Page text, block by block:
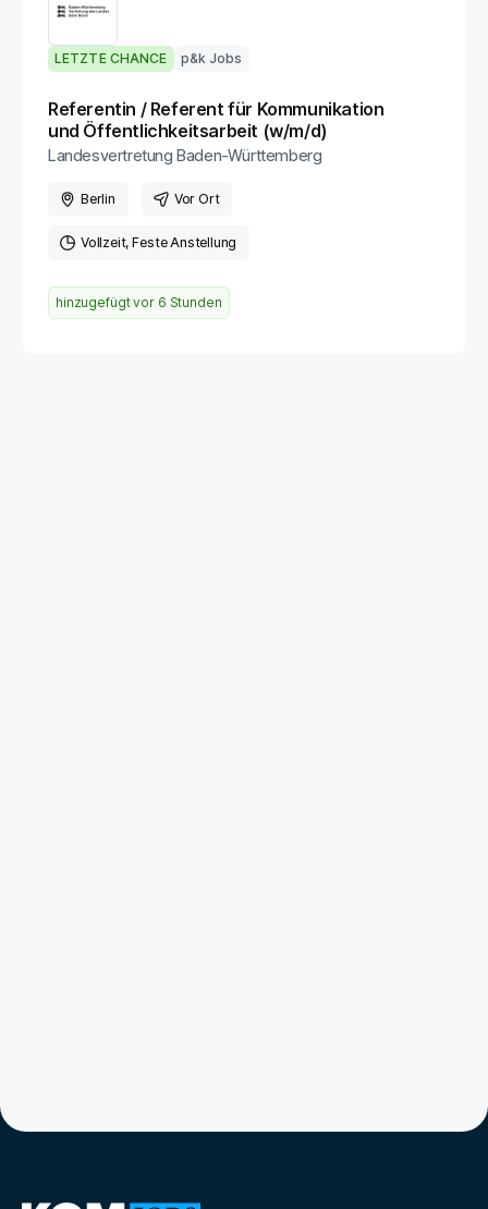
LETZTE CHANCE p&k Jobs
Referentin / Referent für Kommunikation
und Öffentlichkeitsarbeit (w/m/d)
Landesvertretung Baden-Württemberg
Berlin Vor Ort
Vollzeit Feste Anstellung
hinzugefügt vor 6 Stunden